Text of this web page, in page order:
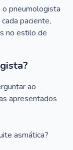
o pneumologista
paciente,
no estilo de
ao
apresentados
asmática?